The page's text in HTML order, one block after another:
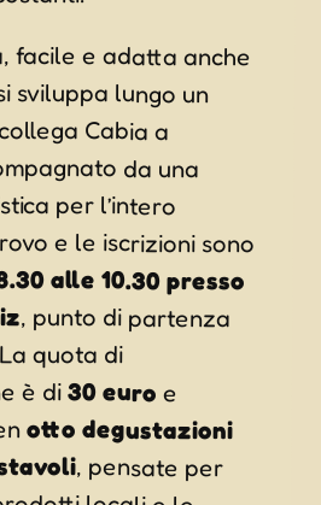
facile e adatta anche
si sviluppa lungo un
collega Cabia a
da una
per l’intero
e le iscrizioni sono
alle 10.30 presso
, punto di partenza
quota di
è di30 euro e
otto degustazioni
, pensate per
valorizzare i prodotti locali e le
ricette della tradizione carnica. È
inoltre disponibile una navetta da
prenotazione, mentre per i bambini è
possibile richiedere il pranzo al